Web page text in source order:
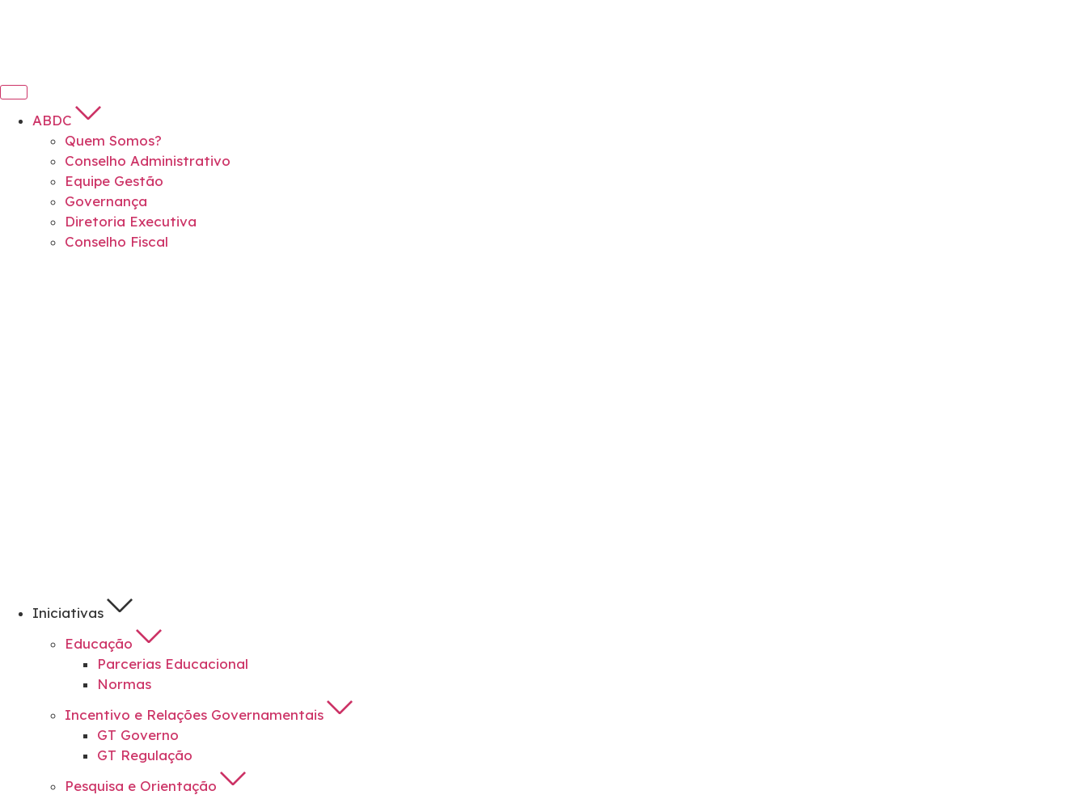
ABDC
Quem Somos?
Conselho Administrativo
Equipe Gestão
Governança
Diretoria Executiva
Conselho Fiscal
Iniciativas
Educação
Parcerias Educacional
Normas
Incentivo e Relações Governamentais
GT Governo
GT Regulação
Pesquisa e Orientação